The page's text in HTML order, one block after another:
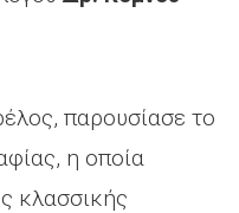
παρουσίασε το
η οποία
κλασσικής